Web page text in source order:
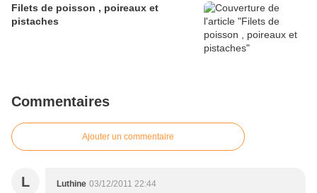
Filets de poisson , poireaux et
pistaches
Commentaires
Ajouter un commentaire
L Luthine 03/12/2011 22:44